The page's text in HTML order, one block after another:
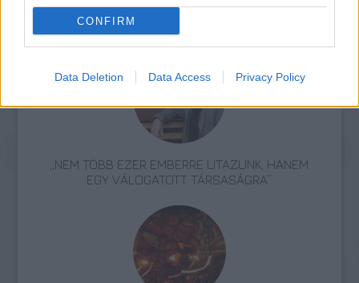
CONFIRM
Data Deletion Data Access Privacy Policy
ETNOFON AZ I. ONIFESZT-EN
„NEM TÖBB EZER EMBERRE UTAZUNK, HANEM
EGY VÁLOGATOTT TÁRSASÁGRA”